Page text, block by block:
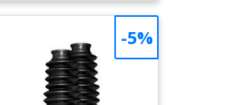
moto. Fabriqués avec un
caoutchouc de qualité, ils
seront également
résistants dans le
tempsLivré par
paireHauteur: 350mm
-5%